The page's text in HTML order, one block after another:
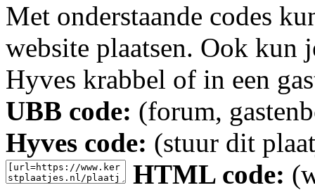
Met onderstaande codes
website plaatsen. Ook kun
Hyves krabbel of in een
UBB code: (forum,
Hyves code: (stuur dit
HTML code: